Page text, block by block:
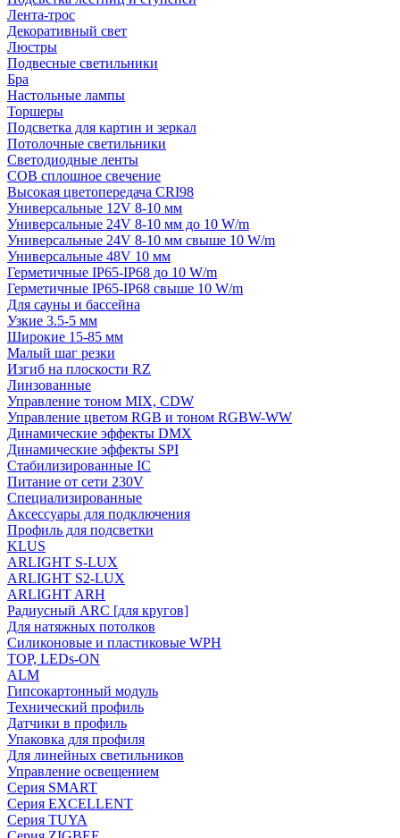
Лента-трос
Декоративный свет
Люстры
Подвесные светильники
Бра
Настольные лампы
Торшеры
Подсветка для картин и зеркал
Потолочные светильники
Светодиодные ленты
COB сплошное свечение
Высокая цветопередача CRI98
Универсальные 12V 8-10 мм
Универсальные 24V 8-10 мм до 10 W/m
Универсальные 24V 8-10 мм свыше 10 W/m
Универсальные 48V 10 мм
Герметичные IP65-IP68 до 10 W/m
Герметичные IP65-IP68 свыше 10 W/m
Для сауны и бассейна
Узкие 3.5-5 мм
Широкие 15-85 мм
Малый шаг резки
Изгиб на плоскости RZ
Линзованные
Управление тоном MIX, CDW
Управление цветом RGB и тоном RGBW-WW
Динамические эффекты DMX
Динамические эффекты SPI
Стабилизированные IC
Питание от сети 230V
Специализированные
Аксессуары для подключения
Профиль для подсветки
KLUS
ARLIGHT S-LUX
ARLIGHT S2-LUX
ARLIGHT ARH
Радиусный ARC [для кругов]
Для натяжных потолков
Силиконовые и пластиковые WPH
TOP, LEDs-ON
ALM
Гипсокартонный модуль
Технический профиль
Датчики в профиль
Упаковка для профиля
Для линейных светильников
Управление освещением
Серия SMART
Серия EXCELLENT
Серия TUYA